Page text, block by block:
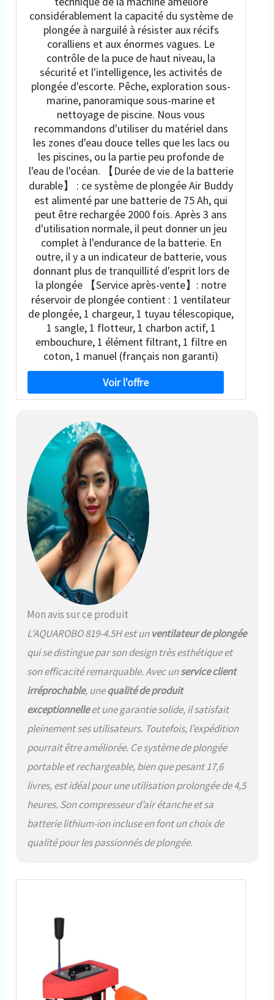
considérablement la capacité du système de
plongée à narguilé à résister aux récifs
coralliens et aux énormes vagues. Le
contrôle de la puce de haut niveau, la
sécurité et l'intelligence, les activités de
plongée d'escorte. Pêche, exploration sous-
marine, panoramique sous-marine et
nettoyage de piscine. Nous vous
recommandons d'utiliser du matériel dans
les zones d'eau douce telles que les lacs ou
les piscines, ou la partie peu profonde de
l'eau de l'océan. 【Durée de vie de la batterie
durable】 : ce système de plongée Air Buddy
est alimenté par une batterie de 75 Ah, qui
peut être rechargée 2000 fois. Après 3 ans
d'utilisation normale, il peut donner un jeu
complet à l'endurance de la batterie. En
outre, il y a un indicateur de batterie, vous
donnant plus de tranquillité d'esprit lors de
la plongée 【Service après-vente】: notre
réservoir de plongée contient : 1 ventilateur
de plongée, 1 chargeur, 1 tuyau télescopique,
1 sangle, 1 flotteur, 1 charbon actif, 1
embouchure, 1 élément filtrant, 1 filtre en
coton, 1 manuel (français non garanti)
Mon avis sur ce produit
L’AQUAROBO 819-4.5H est unventilateur de plongée
qui se distingue par son design très esthétique et
son efficacité remarquable. Avec unservice client
irréprochable, unequalité de produit
exceptionnelleet une garantie solide, il satisfait
pleinement ses utilisateurs. Toutefois, l’expédition
pourrait être améliorée. Ce système de plongée
portable et rechargeable, bien que pesant 17,6
livres, est idéal pour une utilisation prolongée de 4,5
heures. Son compresseur d’air étanche et sa
batterie lithium-ion incluse en font un choix de
qualité pour les passionnés de plongée.